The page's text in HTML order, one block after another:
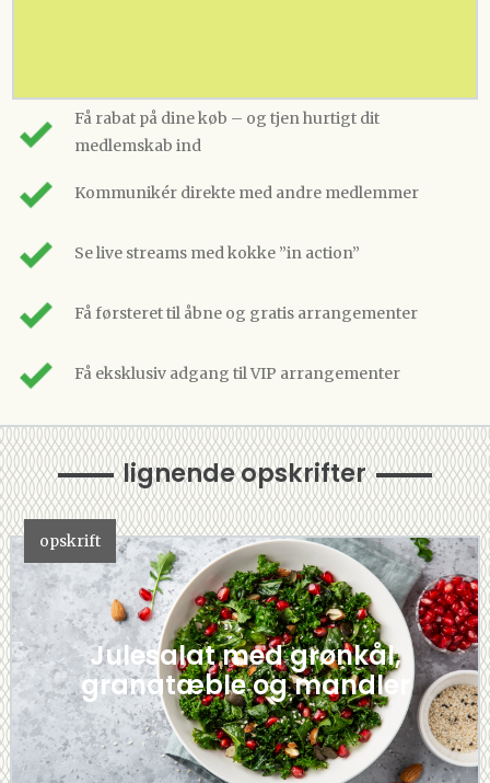
Få rabat på dine køb – og tjen hurtigt dit
medlemskab ind
Kommunikér direkte med andre medlemmer
Se live streams med kokke ”in action”
Få førsteret til åbne og gratis arrangementer
Få eksklusiv adgang til VIP arrangementer
lignende opskrifter
opskrift
Julesalat med grønkål,
granatæble og mandler